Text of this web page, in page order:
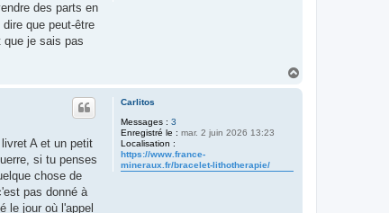
des parts en
que peut-être
que je sais pas
Carlitos
Messages : 3
Enregistré le : mar. 2 juin 2026 13:23
Localisation :
https://www.france-
mineraux.fr/bracelet-lithotherapie/
A et un petit
si tu penses
chose de
pas donné à
le jour où l'appel